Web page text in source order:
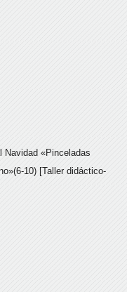
Navidad «Pinceladas
10) [Taller didáctico-